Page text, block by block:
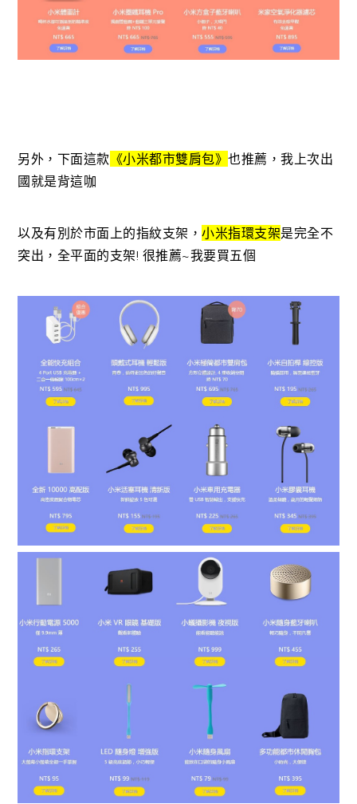
另外，下面這款 《小米都市雙肩包》也推薦，我上次出
國就是背這咖
以及有別於市面上的指紋支架，小米指環支架是完全不
突出，全平面的支架! 很推薦~我要買五個